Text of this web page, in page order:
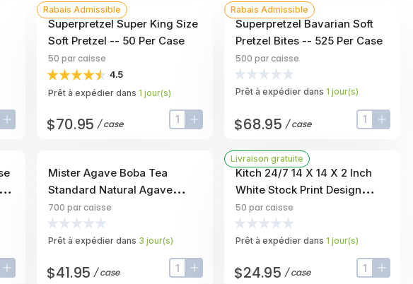
label
button-plus
Rabais Admissible
Superpretzel Super King Size
Soft Pretzel -- 50 Per Case
50 par caisse
4.5
Prêt à expédier dans 1 jour(s)
$70.95 /case input-labelbutton-plus
Rabais Admissible
Superpretzel Bavarian Soft
Pretzel Bites -- 525 Per Case
500 par caisse
Prêt à expédier dans 1 jour(s)
$68.95 /case input-label
label
button-plus
Mister Agave Boba Tea
Standard Natural Agave
Unwrapped Straw, 8.25 Inch -
- 700 Per Case
700 par caisse
Prêt à expédier dans 3 jour(s)
$41.95 /case input-labelbutton-plus
Livraison gratuite
Kitch 24/7 14 X 14 X 2 Inch
White Stock Print Design
Corrugated Pizza Box -- 50
Per Case
50 par caisse
Prêt à expédier dans 1 jour(s)
$24.95 /case input-label